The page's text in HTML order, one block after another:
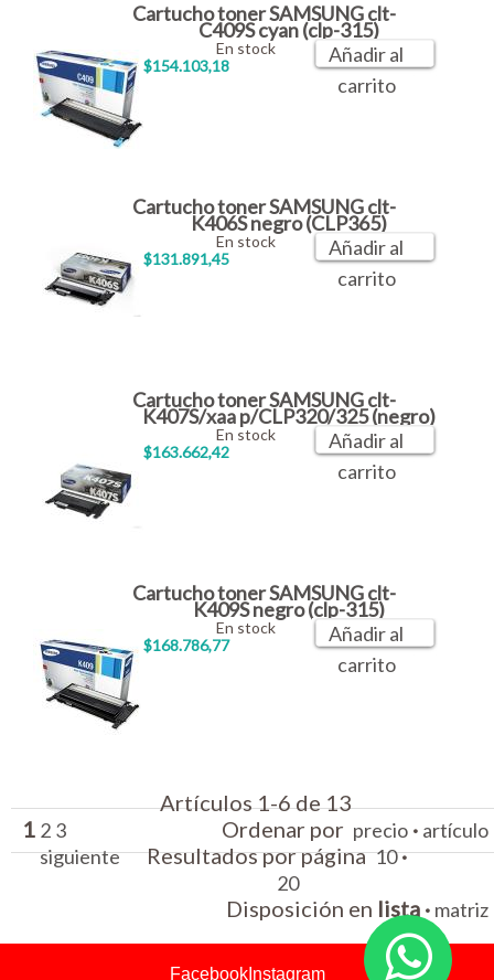
Cartucho toner SAMSUNG clt-
C409S cyan (clp-315)
$154.103,18
En stock
Añadir al
carrito
Cartucho toner SAMSUNG clt-
K406S negro (CLP365)
$131.891,45
En stock
Añadir al
carrito
Cartucho toner SAMSUNG clt-
K407S/xaa p/CLP320/325 (negro)
$163.662,42
En stock
Añadir al
carrito
Cartucho toner SAMSUNG clt-
K409S negro (clp-315)
$168.786,77
En stock
Añadir al
carrito
Artículos 1-6 de 13
1 2 3
siguiente
Ordenar por precio · artículo
Resultados por página10·
20
Disposición en lista · matriz
FacebookInstagram